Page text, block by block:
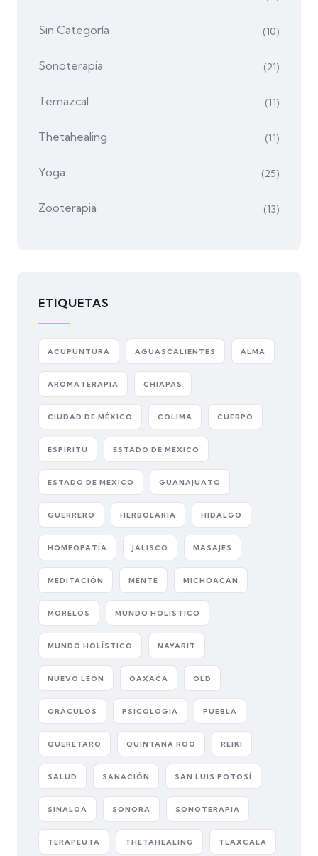
Sin Categoría (10)
Sonoterapia (21)
Temazcal (11)
Thetahealing (11)
Yoga (25)
Zooterapia (13)
ETIQUETAS
ACUPUNTURA AGUASCALIENTES ALMA
AROMATERAPIA CHIAPAS
CIUDAD DE MÉXICO COLIMA CUERPO
ESPIRITU ESTADO DE MEXICO
ESTADO DE MÉXICO GUANAJUATO
GUERRERO HERBOLARIA HIDALGO
HOMEOPATÍA JALISCO MASAJES
MEDITACIÓN MENTE MICHOACÁN
MORELOS MUNDO HOLISTICO
MUNDO HOLÍSTICO NAYARIT
NUEVO LEÓN OAXACA OLD
ORÁCULOS PSICOLOGÍA PUEBLA
QUERETARO QUINTANA ROO REIKI
SALUD SANACIÓN SAN LUIS POTOSÍ
SINALOA SONORA SONOTERAPIA
TERAPEUTA THETAHEALING TLAXCALA